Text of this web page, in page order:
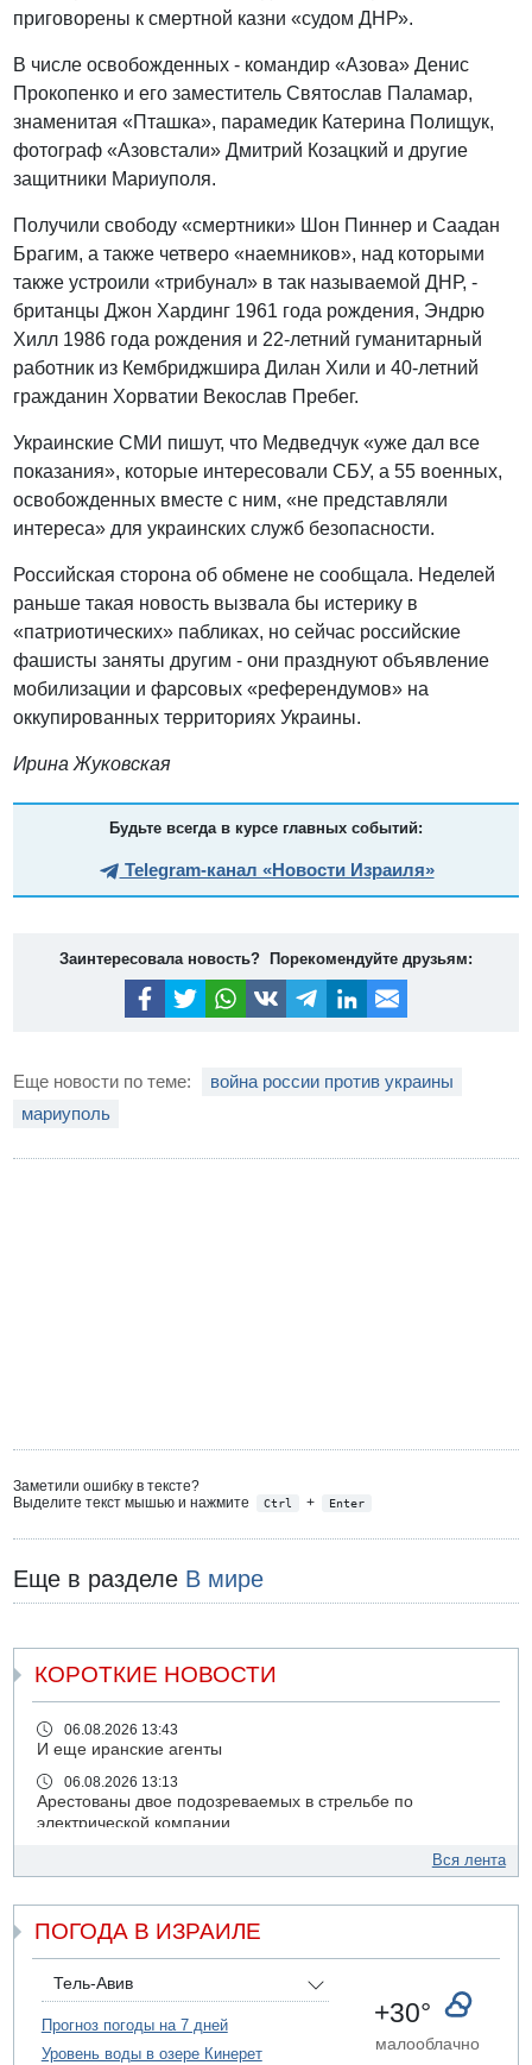
приговорены к смертной казни «судом ДНР».
В числе освобожденных - командир «Азова» Денис
Прокопенко и его заместитель Святослав Паламар,
знаменитая «Пташка», парамедик Катерина Полищук,
фотограф «Азовстали» Дмитрий Козацкий и другие
защитники Мариуполя.
Получили свободу «смертники» Шон Пиннер и Саадан
Брагим, а также четверо «наемников», над которыми
также устроили «трибунал» в так называемой ДНР, -
британцы Джон Хардинг 1961 года рождения, Эндрю
Хилл 1986 года рождения и 22-летний гуманитарный
работник из Кембриджшира Дилан Хили и 40-летний
гражданин Хорватии Векослав Пребег.
Украинские СМИ пишут, что Медведчук «уже дал все
показания», которые интересовали СБУ, а 55 военных,
освобожденных вместе с ним, «не представляли
интереса» для украинских служб безопасности.
Российская сторона об обмене не сообщала. Неделей
раньше такая новость вызвала бы истерику в
«патриотических» пабликах, но сейчас российские
фашисты заняты другим - они празднуют объявление
мобилизации и фарсовых «референдумов» на
оккупированных территориях Украины.
Ирина Жуковская
Будьте всегда в курсе главных событий:
Telegram-канал «Новости Израиля»
Заинтересовала новость? Порекомендуйте друзьям:
Еще новости по теме:
война россии против украины
мариуполь
Заметили ошибку в тексте?
Выделите текст мышью и нажмите
Ctrl + Enter
Еще в разделе В мире
КОРОТКИЕ НОВОСТИ
06.08.2026 13:43
И еще иранские агенты
06.08.2026 13:13
Арестованы двое подозреваемых в стрельбе по
электрической компании
Возле Кирьят-Арбы пожар на местности
06.08.2026 12:06
США не будут давить на Израиль в вопросе Ливана
06.08.2026 11:41
Трое подростков ограбили сексшоп в Холоне
Взрыв в Северном Тель-Авиве
Вся лента
ПОГОДА В ИЗРАИЛЕ
Тель-Авив
Прогноз погоды на 7 дней
Уровень воды в озере Кинерет
+30°
малооблачно